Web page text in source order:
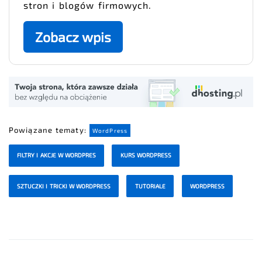
stron i blogów firmowych.
Zobacz wpis
Powiązane tematy: WordPress
FILTRY I AKCJE W WORDPRES KURS WORDPRESS
SZTUCZKI I TRICKI W WORDPRESS TUTORIALE WORDPRESS